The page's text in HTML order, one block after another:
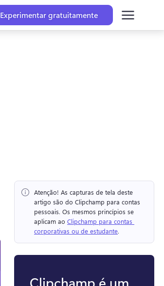
Experimentar gratuitamente
Atenção! As capturas de tela deste
artigo são do Clipchamp para contas
pessoais. Os mesmos princípios se
aplicam ao Clipchamp para contas
corporativas ou de estudante.
Clipchamp é um